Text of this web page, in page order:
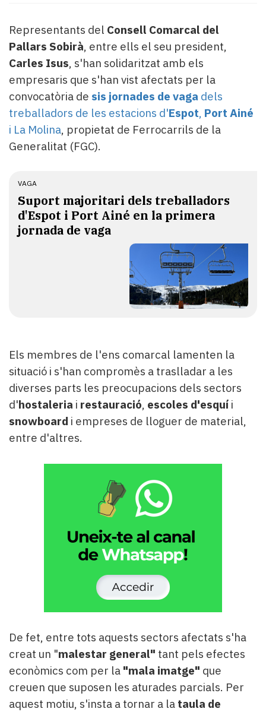
Pallars
Contingut
patrocinat
Lo
més
llegit...
Editorial
Representants del Consell Comarcal del
Pallars Sobirà, entre ells el seu president,
Carles Isus, s'han solidaritzat amb els
empresaris que s'han vist afectats per la
convocatòria de sis jornades de vaga dels
treballadors de les estacions d'Espot, Port Ainé
i La Molina, propietat de Ferrocarrils de la
Generalitat (FGC).
VAGA
Suport majoritari dels treballadors
d'Espot i Port Ainé en la primera
jornada de vaga
Els membres de l'ens comarcal lamenten la
situació i s'han compromès a traslladar a les
diverses parts les preocupacions dels sectors
d'hostaleria i restauració, escoles d'esquí i
snowboard i empreses de lloguer de material,
entre d'altres.
De fet, entre tots aquests sectors afectats s'ha
creat un "malestar general" tant pels efectes
econòmics com per la "mala imatge" que
creuen que suposen les aturades parcials. Per
aquest motiu, s'insta a tornar a la taula de